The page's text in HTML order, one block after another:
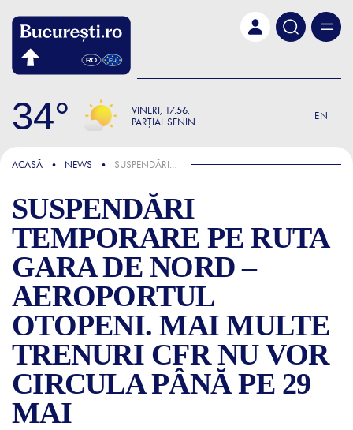
34 VINERI 17:56
PARȚIAL SENIN
EN
ȘTIRI
ACASĂ NEWS SUSPENDĂRI TEMPORARE PE RUTA GARA DE NORD – AEROPORTUL OTOPENI. MAI MULTE TRENURI CFR NU VOR CIRCULA PÂNĂ PE 29 MAI
SUSPENDĂRI
TEMPORARE PE RUTA
GARA DE NORD –
AEROPORTUL
OTOPENI. MAI MULTE
TRENURI CFR NU VOR
CIRCULA PÂNĂ PE 29
MAI